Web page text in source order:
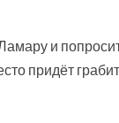
и
придёт